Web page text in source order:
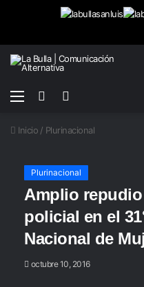
Menú
Buscar
Inicio / Plurinacional
Plurinacional
Amplio
policial en el
Nacional de
octubre 10, 2016